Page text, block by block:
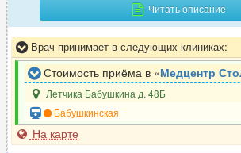
Читать описание
Врач принимает в следующих клиниках:
Стоимость приёма в «Медцентр
Летчика Бабушкина д. 48Б
Бабушкинская
На карте